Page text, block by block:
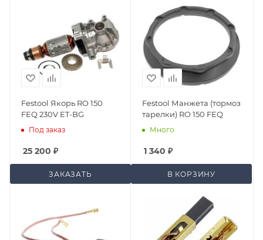
Festool Якорь RO 150
FEQ 230V ET-BG
Под заказ
25 200 ₽
ЗАКАЗАТЬ
Festool Манжета (тормоз
тарелки) RO 150 FEQ
Много
1 340 ₽
В КОРЗИНУ